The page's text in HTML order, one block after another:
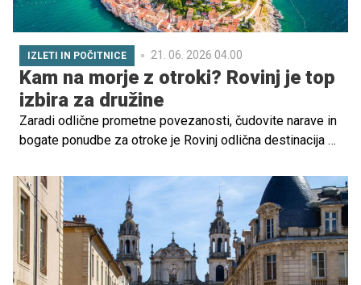
IZLETI IN POČITNICE 21. 06. 2026 04.00
Kam na morje z otroki? Rovinj je top
izbira za družine
Zaradi odlične prometne povezanosti, čudovite narave in
bogate ponudbe za otroke je Rovinj odlična destinacija za